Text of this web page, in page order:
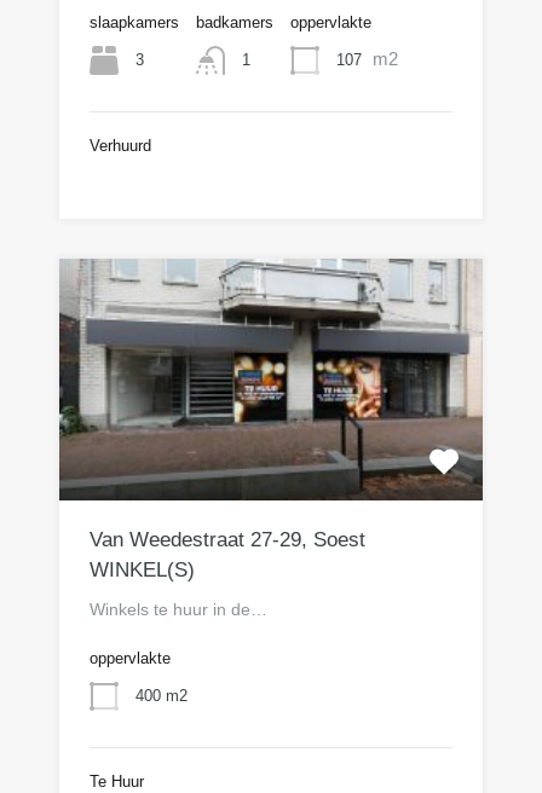
slaapkamers
3
badkamers
1
oppervlakte
107 m2
Verhuurd
Van Weedestraat 27-29, Soest
WINKEL(S)
Winkels te huur in de…
oppervlakte
400 m2
Te Huur